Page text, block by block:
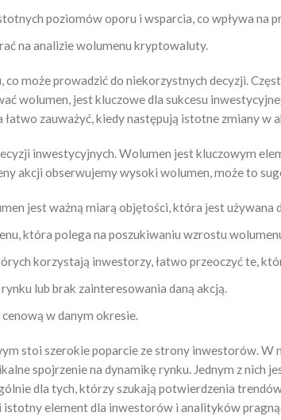
poziomów oporu i wsparcia, co wpływa na
na analizie wolumenu kryptowaluty.
może prowadzić do niekorzystnych decyzji.
wolumen, jest kluczowe dla sukcesu
zauważyć, kiedy następują istotne zmiany w
inwestycyjnych. Wolumen jest kluczowym
akcji obserwujemy wysoki wolumen, może to
jest ważną miarą objętości, która jest
która polega na poszukiwaniu wzrostu
korzystają inwestorzy, łatwo przeoczyć te,
lub brak zainteresowania daną akcją.
w danym okresie.
stoi szerokie poparcie ze strony inwestorów.
spojrzenie na dynamikę rynku. Jednym z nich
dla tych, którzy szukają potwierdzenia
element dla inwestorów i analityków